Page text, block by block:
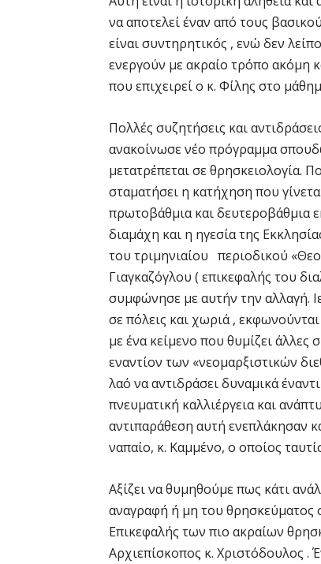
να αποτελεί έναν από τους
είναι συντηρητικός , ενώ δεν
ενεργούν με ακραίο τρόπο ακόμη
που επιχειρεί ο κ. Φίλης στο
Πολλές συζητήσεις και
ανακοίνωσε νέο πρόγραμμα
μετατρέπεται σε θρησκειολογία.
σταματήσει η κατήχηση που
πρωτοβάθμια και δευτεροβάθμια
διαμάχη και η ηγεσία της
του τριμηνιαίου περιοδικού
Γιαγκαζόγλου ( επικεφαλής του
συμφώνησε με αυτήν την αλλαγή.
σε πόλεις και χωριά ,
με ένα κείμενο που θυμίζει
εναντίον των «νεομαρξιστικών
λαό να αντιδράσει δυναμικά
πνευματική καλλιέργεια και
αντιπαράθεση αυτή ενεπλάκησαν
ναπαίο, κ. Καμμένο, ο οποίος
Αξίζει να θυμηθούμε πως κάτι
αναγραφή ή μη του θρησκεύματος
Επικεφαλής των πιο ακραίων
Αρχιεπίσκοπος κ. Χριστόδουλος .